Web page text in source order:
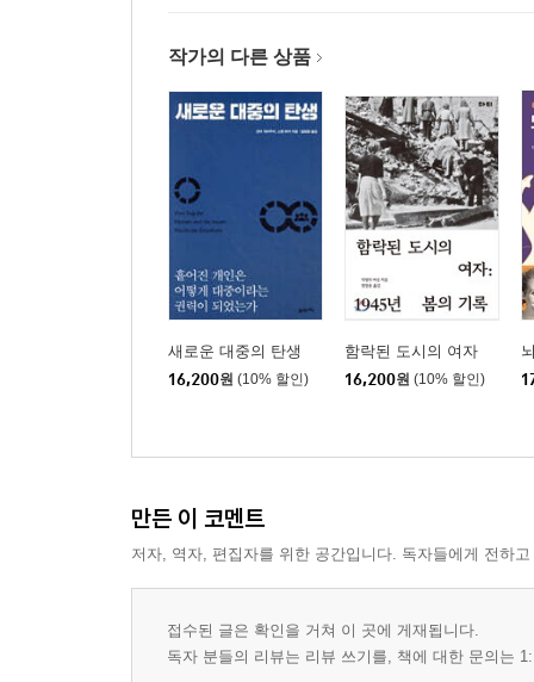
작가의 다른 상품
새로운 대중의 탄생
16,200원 (10% 할인)
함락된 도시의 여자
16,200원 (10% 할인)
만든 이 코멘트
저자, 역자, 편집자를 위한 공간입니다. 독자들에게 전하
접수된 글은 확인을 거쳐 이 곳에 게재됩니다.
독자 분들의 리뷰는 리뷰 쓰기를, 책에 대한 문의는